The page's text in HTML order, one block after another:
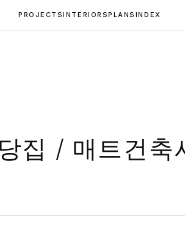
PROJECTSINTERIORSPLANS INDEX
집 / 매트건축